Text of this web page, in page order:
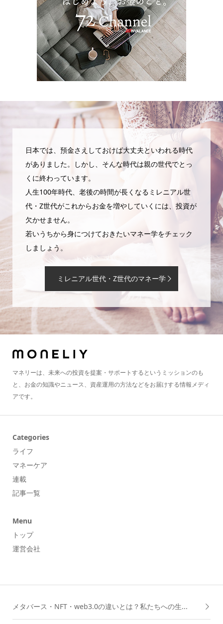
日本では、預金さえしておけば大丈夫といわれる時代
がありました。しかし、そんな時代は親の世代でとっ
くに終わっています。
人生100年時代、老後の時間が長くなるミレニアル世
代・Z世代がこれからお金を増やしていくには、投資が
欠かせません。
若いうちから身につけておきたいマネー学をチェック
しましょう。
ミレニアル世代・Z世代のマネー学
マネリーは、未来への投資を提案・サポートするというミッションのも
と、お金の知識やニュース、資産運用の方法などをお届けする情報メディ
アです。
Categories
ライフ
マネーケア
連載
記事一覧
Menu
トップ
運営会社
メタバース・NFT・web3.0の違いとは？私たちへの生...